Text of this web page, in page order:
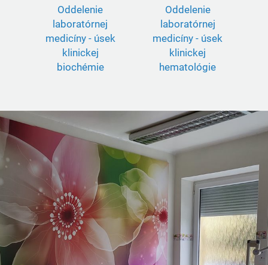
Oddelenie
laboratórnej
medicíny - úsek
klinickej
biochémie
Oddelenie
laboratórnej
medicíny - úsek
klinickej
hematológie